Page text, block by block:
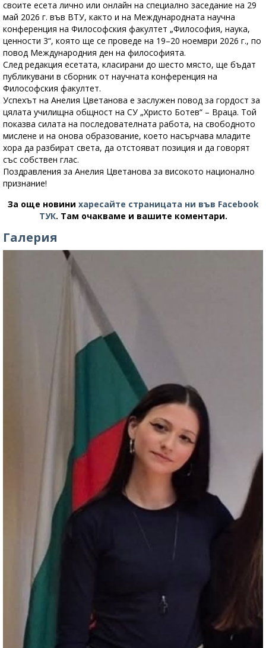
своите есета лично или онлайн на специално заседание на 29
май 2026 г. във ВТУ, както и на Международната научна
конференция на Философския факултет „Философия, наука,
ценности 3“, която ще се проведе на 19–20 ноември 2026 г., по
повод Международния ден на философията.
След редакция есетата, класирани до шесто място, ще бъдат
публикувани в сборник от научната конференция на
Философския факултет.
Успехът на Анелия Цветанова е заслужен повод за гордост за
цялата училищна общност на СУ „Христо Ботев“ – Враца. Той
показва силата на последователната работа, на свободното
мислене и на онова образование, което насърчава младите
хора да разбират света, да отстояват позиция и да говорят
със собствен глас.
Поздравления за Анелия Цветанова за високото национално
признание!
За още новини харесайте страницата ни във Facebook
ТУК. Там очакваме и вашите коментари.
Галерия